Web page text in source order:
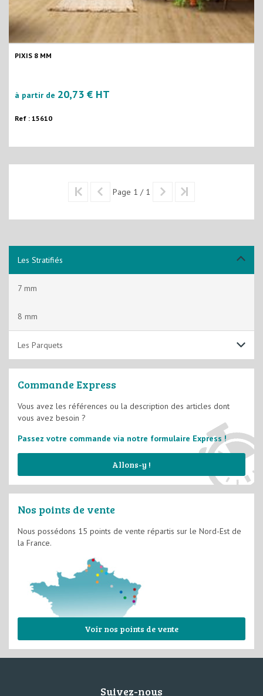
PIXIS 8 MM
à partir de 20,73 € HT
Ref : 15610
Page 1 / 1
Les Stratifiés
7 mm
8 mm
Les Parquets
Contrecollé
Commande Express
Vous avez les références ou la description des articles dont
vous avez besoin ?
Passez votre commande via notre formulaire Express !
Allons-y !
Nos points de vente
Nous possédons 15 points de vente répartis sur le Nord-Est de
la France.
Voir nos points de vente
Suivez-nous